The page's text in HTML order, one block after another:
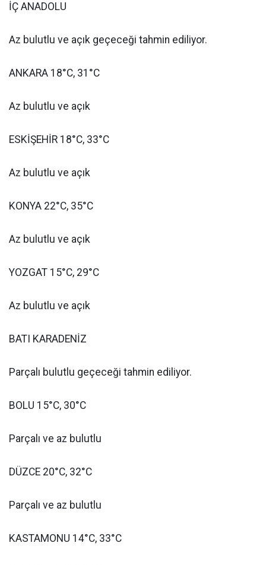
İÇ ANADOLU
Az bulutlu ve açık geçeceği tahmin ediliyor.
ANKARA 18°C, 31°C
Az bulutlu ve açık
ESKİŞEHİR 18°C, 33°C
Az bulutlu ve açık
KONYA 22°C, 35°C
Az bulutlu ve açık
YOZGAT 15°C, 29°C
Az bulutlu ve açık
BATI KARADENİZ
Parçalı bulutlu geçeceği tahmin ediliyor.
BOLU 15°C, 30°C
Parçalı ve az bulutlu
DÜZCE 20°C, 32°C
Parçalı ve az bulutlu
KASTAMONU 14°C, 33°C